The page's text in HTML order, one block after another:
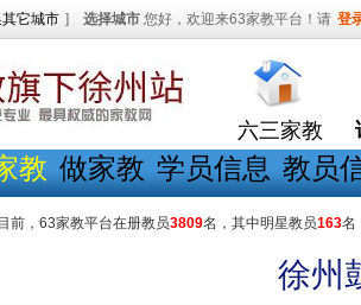
它城市 ] 选择城市 您好，欢迎来63家教平台！请 登
六三家教
教 做家教 学员信息 教员
目前，63家教平台在册教员3809名，其中明星教员163名
徐州